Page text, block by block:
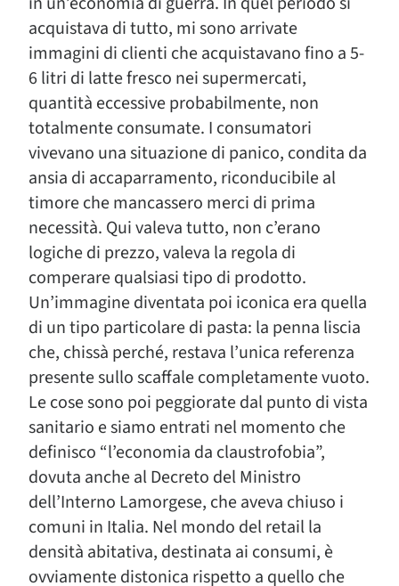
acquistava di tutto, mi sono arrivate
immagini di clienti che acquistavano fino a 5-
6 litri di latte fresco nei supermercati,
quantità eccessive probabilmente, non
totalmente consumate. I consumatori
vivevano una situazione di panico, condita da
ansia di accaparramento, riconducibile al
timore che mancassero merci di prima
necessità. Qui valeva tutto, non c’erano
logiche di prezzo, valeva la regola di
comperare qualsiasi tipo di prodotto.
Un’immagine diventata poi iconica era quella
di un tipo particolare di pasta: la penna liscia
che, chissà perché, restava l’unica referenza
presente sullo scaffale completamente vuoto.
Le cose sono poi peggiorate dal punto di vista
sanitario e siamo entrati nel momento che
definisco “l’economia da claustrofobia”,
dovuta anche al Decreto del Ministro
dell’Interno Lamorgese, che aveva chiuso i
comuni in Italia. Nel mondo del retail la
densità abitativa, destinata ai consumi, è
ovviamente distonica rispetto a quello che